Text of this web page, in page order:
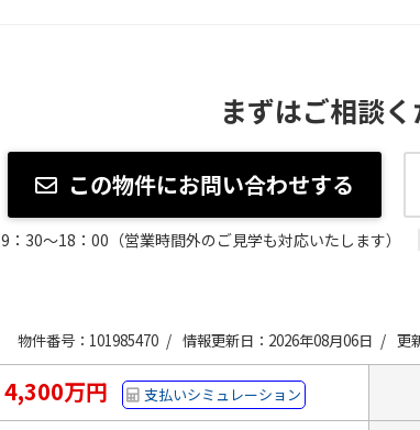
まずはご相談く
この物件にお問い合わせする
9：30～18：00（営業時間外のご見学も対応いたします）
物件番号：101985470 / 情報更新日：2026年08月06日 / 更
4,300万円 支払いシミュレーション